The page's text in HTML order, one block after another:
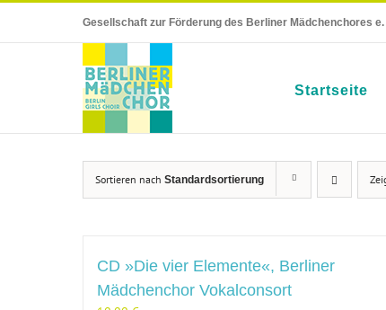
Skip
content
Gesellschaft zur Förderung des Berliner Mädchenchores e.
Startseite
Sortieren nach Standardsortierung
CD »Die vier Elemente«, Berliner
Mädchenchor Vokalconsort